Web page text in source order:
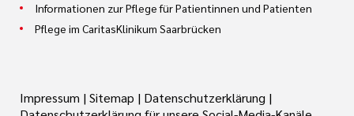
Informationen zur Pflege für Patientinnen und Patienten
Pflege im CaritasKlinikum Saarbrücken
Impressum | Sitemap | Datenschutzerklärung |